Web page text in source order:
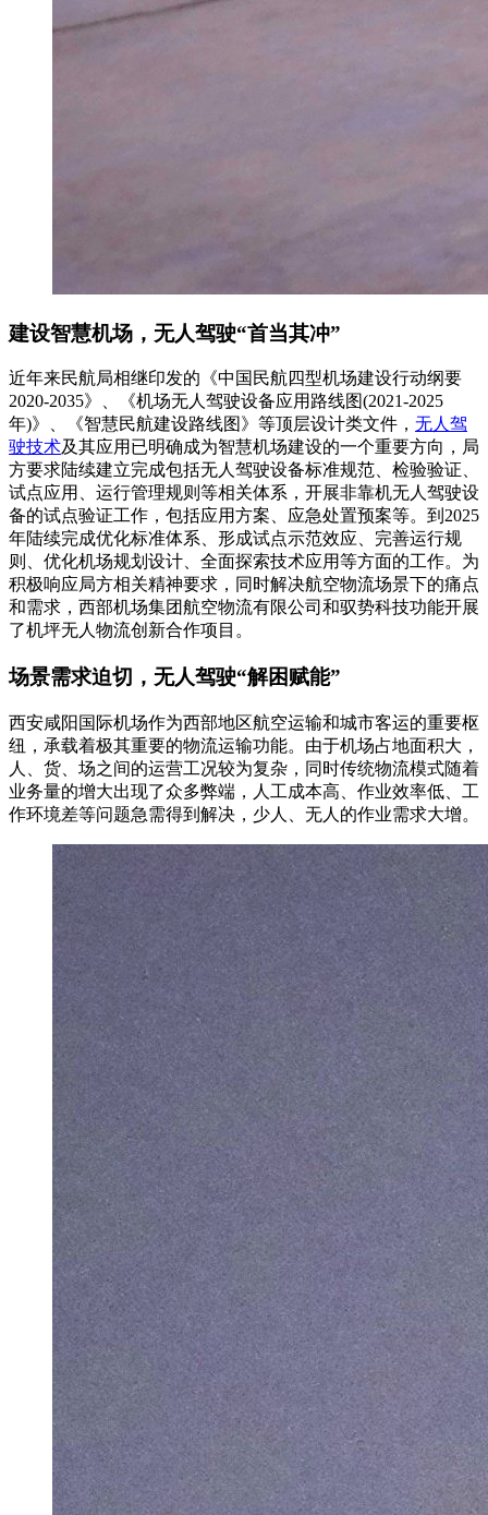
建设智慧机场，无人驾驶“首当其冲”
近年来民航局相继印发的《中国民航四型机场建设行动纲要
2020-2035》、《机场无人驾驶设备应用路线图(2021-2025
年)》、《智慧民航建设路线图》等顶层设计类文件， 无人驾
驶技术及其应用已明确成为智慧机场建设的一个重要方向，局
方要求陆续建立完成包括无人驾驶设备标准规范、检验验证、
试点应用、运行管理规则等相关体系，开展非靠机无人驾驶设
备的试点验证工作，包括应用方案、应急处置预案等。到2025
年陆续完成优化标准体系、形成试点示范效应、完善运行规
则、优化机场规划设计、全面探索技术应用等方面的工作。为
积极响应局方相关精神要求，同时解决航空物流场景下的痛点
和需求，西部机场集团航空物流有限公司和驭势科技功能开展
了机坪无人物流创新合作项目。
场景需求迫切，无人驾驶“解困赋能”
西安咸阳国际机场作为西部地区航空运输和城市客运的重要枢
纽，承载着极其重要的物流运输功能。由于机场占地面积大，
人、货、场之间的运营工况较为复杂，同时传统物流模式随着
业务量的增大出现了众多弊端，人工成本高、作业效率低、工
作环境差等问题急需得到解决，少人、无人的作业需求大增。